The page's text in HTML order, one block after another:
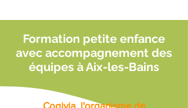
Formation petite enfance
avec accompagnement des
équipes à Aix-les-Bains
Cogivia, l'organisme de